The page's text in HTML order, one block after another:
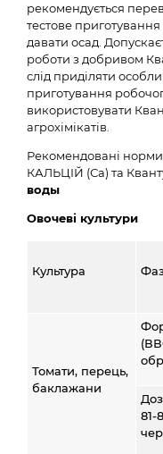
рекомендується
тестове
давати осад.
роботи з добривом
слід приділяти
приготування
використовувати
агрохімікатів.
Рекомендовані
КАЛЬЦІЙ (Са) та
воды
Овочеві культури
Культура
Томати, перець,
баклажани
81-